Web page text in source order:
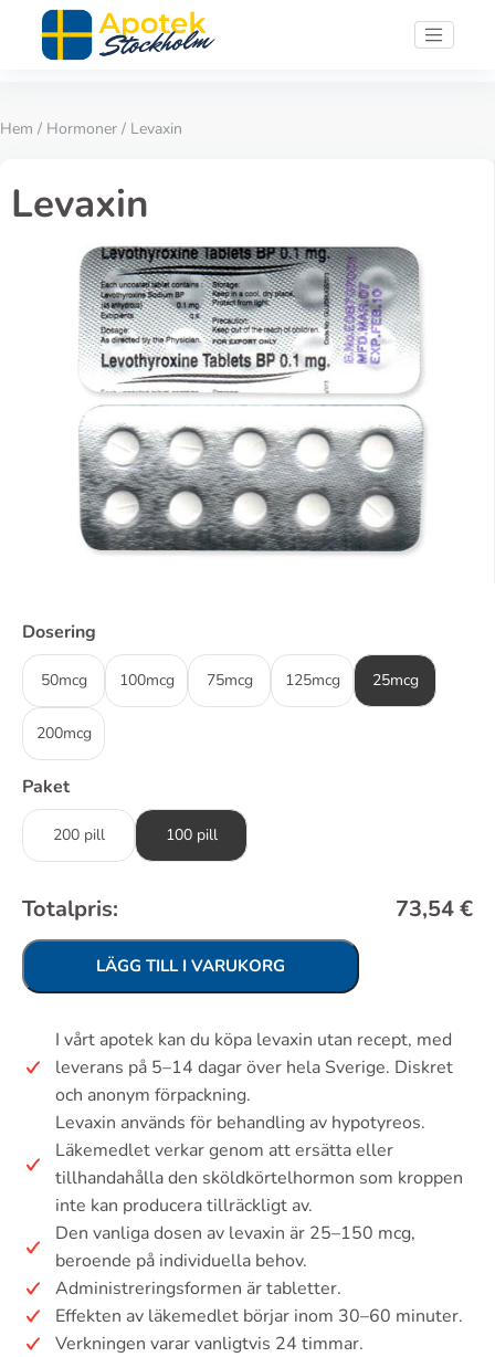
Hem / Hormoner / Levaxin
Levaxin
Dosering
50mcg 100mcg 75mcg 125mcg 25mcg
200mcg
Paket
200 pill 100 pill
Totalpris: 73,54€
LÄGG TILL I VARUKORG
I vårt apotek kan du köpa levaxin utan recept, med
leverans på 5–14 dagar över hela Sverige. Diskret
och anonym förpackning.
Levaxin används för behandling av hypotyreos.
Läkemedlet verkar genom att ersätta eller
tillhandahålla den sköldkörtelhormon som kroppen
inte kan producera tillräckligt av.
Den vanliga dosen av levaxin är 25–150 mcg,
beroende på individuella behov.
Administreringsformen är tabletter.
Effekten av läkemedlet börjar inom 30–60 minuter.
Verkningen varar vanligtvis 24 timmar.